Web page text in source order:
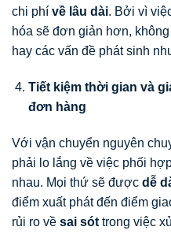
chi phí về lâu dài. Bởi vì
hóa sẽ đơn giản hơn,
hay các vấn đề phát sinh
Tiết kiệm thời gian và
đơn hàng
Với vận chuyển nguyên
phải lo lắng về việc phối
nhau. Mọi thứ sẽ được dễ
điểm xuất phát đến điểm
rủi ro về sai sót trong việc